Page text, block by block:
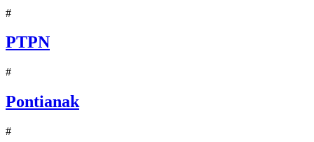
#
PTPN
#
Pontianak
#